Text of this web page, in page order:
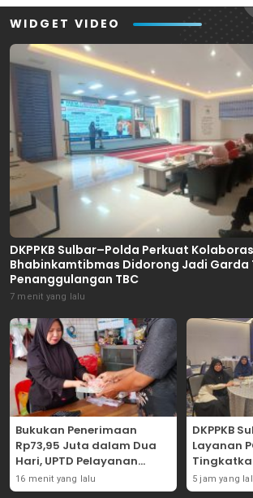
WIDGET VIDEO
DKPPKB Sulbar–Polda Perkuat
Bhabinkamtibmas Didorong Jadi Garda
Penanggulangan TBC
7 menit yang lalu
Bukukan Penerimaan
Rp73,95 Juta dalam Dua
Hari, UPTD Pelayanan
Pajak Polman Andalkan
Door to Door
16 menit yang lalu
DKPPKB
Layanan
Baru Lahir
5 jam yang